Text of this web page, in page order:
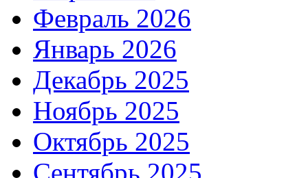
Февраль 2026
Январь 2026
Декабрь 2025
Ноябрь 2025
Октябрь 2025